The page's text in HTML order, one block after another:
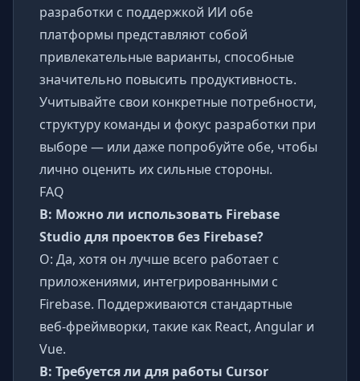
разработки с поддержкой ИИ обе
платформы представляют собой
привлекательные варианты, способные
значительно повысить продуктивность.
Учитывайте свои конкретные потребности,
структуру команды и фокус разработки при
выборе — или даже попробуйте обе, чтобы
лично оценить их сильные стороны.
FAQ
В: Можно ли использовать Firebase
Studio для проектов без Firebase?
О: Да, хотя он лучше всего работает с
приложениями, интегрированными с
Firebase. Поддерживаются стандартные
веб-фреймворки, такие как React, Angular и
Vue.
В: Требуется ли для работы Cursor